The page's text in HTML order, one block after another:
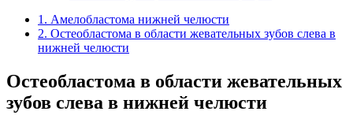
1. Амелобластома нижней челюсти
2. Остеобластома в области жевательных зубов слева в
нижней челюсти
Остеобластома в области жевательных
зубов слева в нижней челюсти